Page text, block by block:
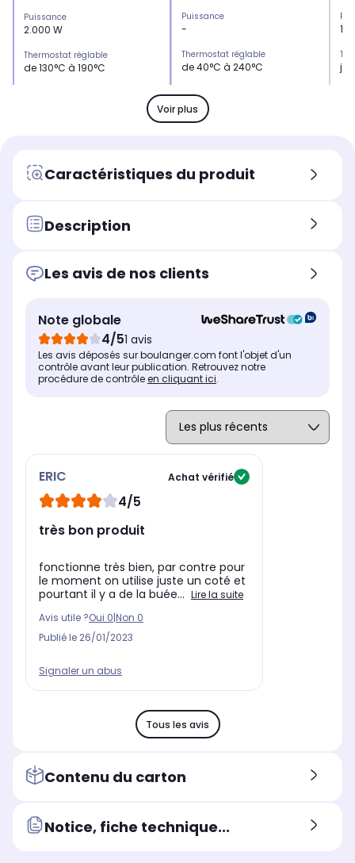
Puissance
2.000 W
Thermostat réglable
de 130°C à 190°C
Volume de la cuve
-
2 bacs et 2 paniers
Puissance
-
Thermostat réglable
de 40°C à 240°C
Cuve amovible
Non
Volume de la cuve
14,0 L
Voir plus
Caractéristiques du produit
Description
Les avis de nos clients
Note globale
4/51 avis
Les avis déposés sur boulanger.com font l'objet d'un
contrôle avant leur publication. Retrouvez notre
procédure de contrôleen cliquant ici.
ERIC Achat vérifié
4/5
très bon produit
fonctionne très bien, par contre pour
le moment on utilise juste un coté et
pourtant il y a de la buée... Lire la suite
Avis utile ?Oui 0 Non 0
Publié le 26/01/2023
Signaler un abus
Tous les avis
Contenu du carton
Notice, fiche technique...